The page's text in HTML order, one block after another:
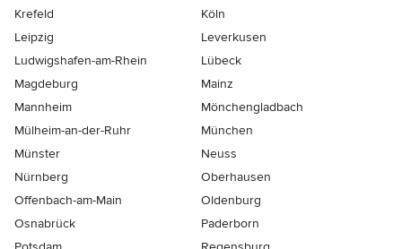
Krefeld
Köln
Leipzig
Leverkusen
Ludwigshafen-am-Rhein
Lübeck
Magdeburg
Mainz
Mannheim
Mönchen­gladbach
Mülheim-an-der-Ruhr
München
Münster
Neuss
Nürnberg
Oberhausen
Offenbach-am-Main
Oldenburg
Osnabrück
Paderborn